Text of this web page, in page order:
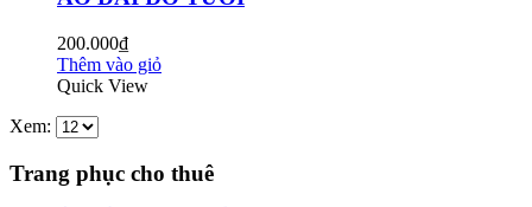
200.000₫
Thêm vào giỏ
Quick View
Xem:
Trang phục cho thuê